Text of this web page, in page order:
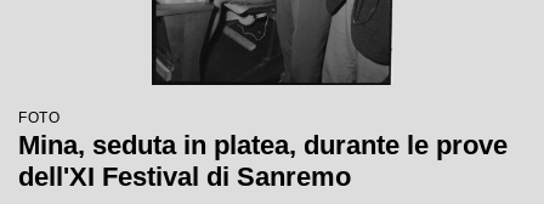
FOTO
Mina, seduta in platea, durante le prove
dell'XI Festival di Sanremo